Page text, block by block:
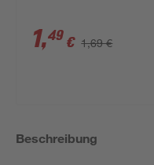
1,49 € 1,69 €
Beschreibung